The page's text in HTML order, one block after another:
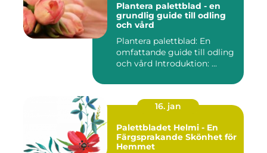
Plantera palettblad - en
grundlig guide till odling
och vård
Plantera palettblad: En
omfattande guide till odling
och vård Introduktion: ...
16. jan
Palettbladet Helmi - En
Färgsprakande Skönhet för
Hemmet